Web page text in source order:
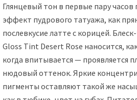
Глянцевый тон в первые пару часов
эффект пудрового татуажа, как
послевкусие латте с корицей.
Gloss Tint Desert Rose наносится,
когда впитывается — проявляется
нюдовый оттенок. Яркие
пигменты оставляют такой же